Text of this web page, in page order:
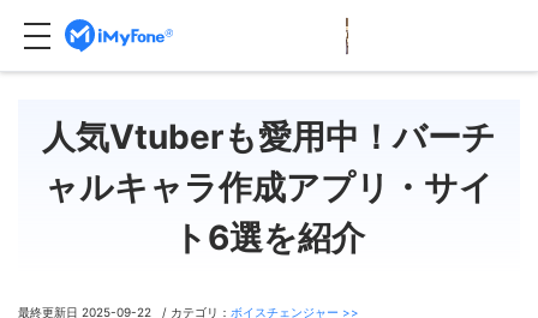
人気Vtuberも愛用中！バーチ
ャルキャラ作成アプリ・サイ
ト6選を紹介
最終更新日 2025-09-22 / カテゴリ： ボイスチェンジャー >>